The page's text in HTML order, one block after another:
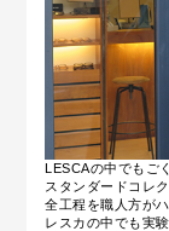
LESCAの中でもご
スタンダードコレ
全工程を職人方が
レスカの中でも実